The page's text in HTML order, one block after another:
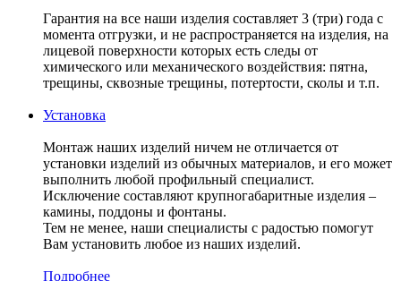
Гарантия на все наши изделия составляет 3 (три) года с
момента отгрузки, и не распространяется на изделия, на
лицевой поверхности которых есть следы от
химического или механического воздействия: пятна,
трещины, сквозные трещины, потертости, сколы и т.п.
Установка
Монтаж наших изделий ничем не отличается от
установки изделий из обычных материалов, и его может
выполнить любой профильный специалист.
Исключение составляют крупногабаритные изделия –
камины, поддоны и фонтаны.
Тем не менее, наши специалисты с радостью помогут
Вам установить любое из наших изделий.
Подробнее